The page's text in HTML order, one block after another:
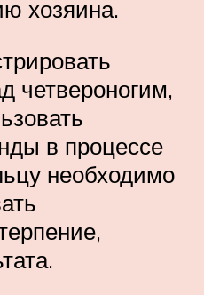
хозяина.
четвероногим,
в процессе
необходимо